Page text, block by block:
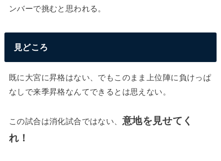
ンバーで挑むと思われる。
見どころ
既に大宮に昇格はない、でもこのまま上位陣に負けっぱ
なしで来季昇格なんてできるとは思えない。
この試合は消化試合ではない、 意地を見せてく
れ！